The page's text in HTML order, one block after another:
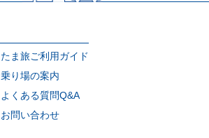
たま旅ご利用ガイド
乗り場の案内
よくある質問Q&A
お問い合わせ